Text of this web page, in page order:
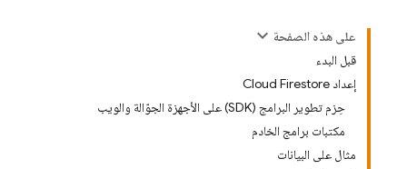
على هذه الصفحة
قبل البدء
إعداد Cloud Firestore
حِزم تطوير البرامج (SDK) على الأجهزة الجوّالة والويب
مكتبات برامج الخادم
مثال على البيانات